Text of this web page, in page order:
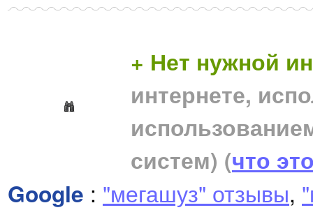
+ Нет нужной
интернете,
систем) (что
Google : "мегашуз" отзывы,